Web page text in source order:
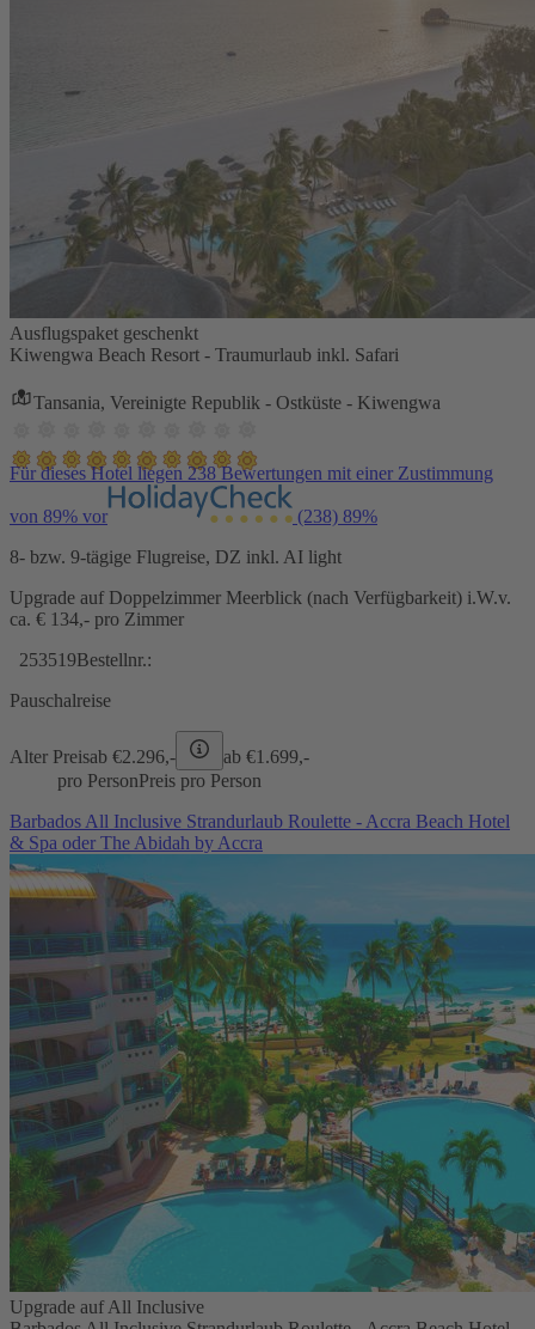
Ausflugspaket geschenkt
Kiwengwa Beach Resort - Traumurlaub inkl. Safari
Tansania, Vereinigte Republik - Ostküste - Kiwengwa
Für dieses Hotel liegen 238 Bewertungen mit einer Zustimmung
von 89% vor (238) 89%
8- bzw. 9-tägige Flugreise, DZ inkl. AI light
Upgrade auf Doppelzimmer Meerblick (nach Verfügbarkeit) i.W.v.
ca. € 134,- pro Zimmer
253519Bestellnr.:
Pauschalreise
Alter Preisab €2.296,- ab €1.699,-
pro PersonPreis pro Person
Barbados All Inclusive Strandurlaub Roulette - Accra Beach Hotel
& Spa oder The Abidah by Accra
Upgrade auf All Inclusive